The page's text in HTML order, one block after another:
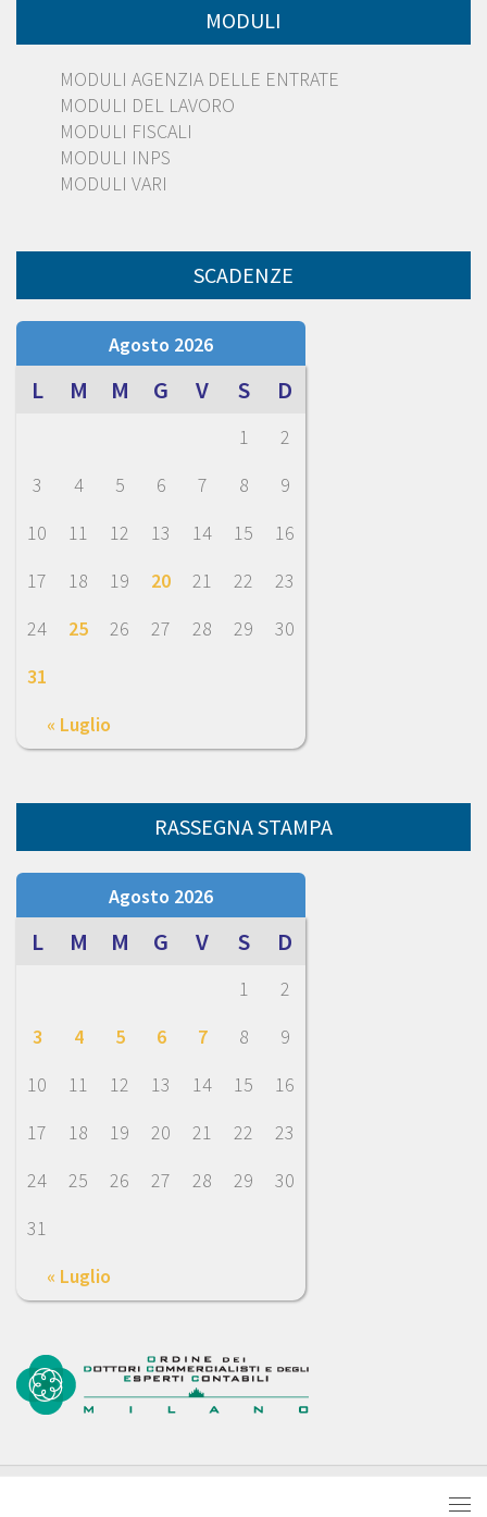
MODULI
MODULI AGENZIA DELLE ENTRATE
MODULI DEL LAVORO
MODULI FISCALI
MODULI INPS
MODULI VARI
SCADENZE
Agosto 2026
L M M G V S D
« Luglio
1
2
3
4 5 6 7 8
9
10
11 12 13 14 15
16
17
18 19 20 21 22
23
24
25 26 27 28 29
30
31
RASSEGNA STAMPA
Agosto 2026
L M M G V S D
« Luglio
1
2
3
4 5 6 7 8
9
10
11 12 13 14 15
16
17
18 19 20 21 22
23
24
25 26 27 28 29
30
31